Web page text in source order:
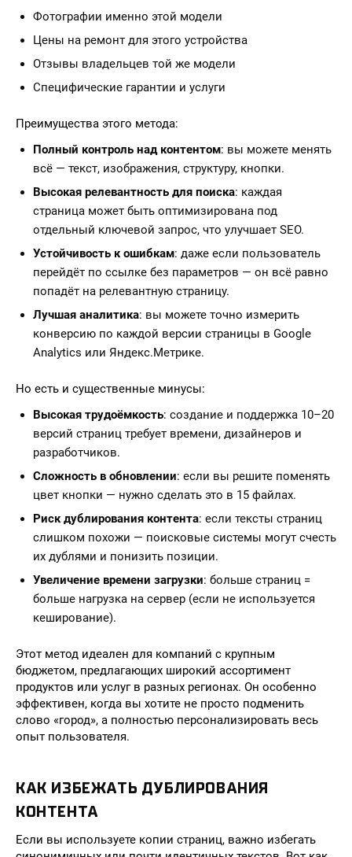
Фотографии именно этой модели
Цены на ремонт для этого устройства
Отзывы владельцев той же модели
Специфические гарантии и услуги
Преимущества этого метода:
Полный контроль над контентом: вы можете менять
всё — текст, изображения, структуру, кнопки.
Высокая релевантность для поиска: каждая
страница может быть оптимизирована под
отдельный ключевой запрос, что улучшает SEO.
Устойчивость к ошибкам: даже если пользователь
перейдёт по ссылке без параметров — он всё равно
попадёт на релевантную страницу.
Лучшая аналитика: вы можете точно измерить
конверсию по каждой версии страницы в Google
Analytics или Яндекс.Метрике.
Но есть и существенные минусы:
Высокая трудоёмкость: создание и поддержка 10–20
версий страниц требует времени, дизайнеров и
разработчиков.
Сложность в обновлении: если вы решите поменять
цвет кнопки — нужно сделать это в 15 файлах.
Риск дублирования контента: если тексты страниц
слишком похожи — поисковые системы могут счесть
их дублями и понизить позиции.
Увеличение времени загрузки: больше страниц =
больше нагрузка на сервер (если не используется
кеширование).
Этот метод идеален для компаний с крупным
бюджетом, предлагающих широкий ассортимент
продуктов или услуг в разных регионах. Он особенно
эффективен, когда вы хотите не просто подменить
слово «город», а полностью персонализировать весь
опыт пользователя.
КАК ИЗБЕЖАТЬ ДУБЛИРОВАНИЯ
КОНТЕНТА
Если вы используете копии страниц, важно избегать